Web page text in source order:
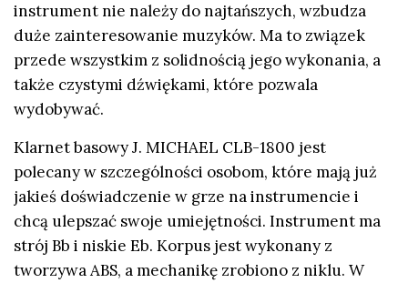
instrument nie należy do najtańszych, wzbudza
duże zainteresowanie muzyków. Ma to związek
przede wszystkim z solidnością jego wykonania, a
także czystymi dźwiękami, które pozwala
wydobywać.
Klarnet basowy J. MICHAEL CLB-1800 jest
polecany w szczególności osobom, które mają już
jakieś doświadczenie w grze na instrumencie i
chcą ulepszać swoje umiejętności. Instrument ma
strój Bb i niskie Eb. Korpus jest wykonany z
tworzywa ABS, a mechanikę zrobiono z niklu. W